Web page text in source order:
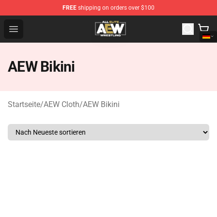
FREE shipping on orders over $100
Open menu
Aew Shop ⚡️ Official Aew Merchandise Store
AEW Bikini
Startseite/AEW Cloth/AEW Bikini